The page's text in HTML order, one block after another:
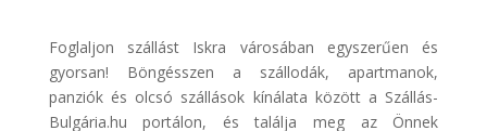
Autóbérlés
Discover
Foglaljon szállást Iskra városában egyszerűen és
gyorsan! Böngésszen a szállodák, apartmanok,
panziók és olcsó szállások kínálata között a Szállás-
Bulgária.hu portálon, és találja meg az Önnek